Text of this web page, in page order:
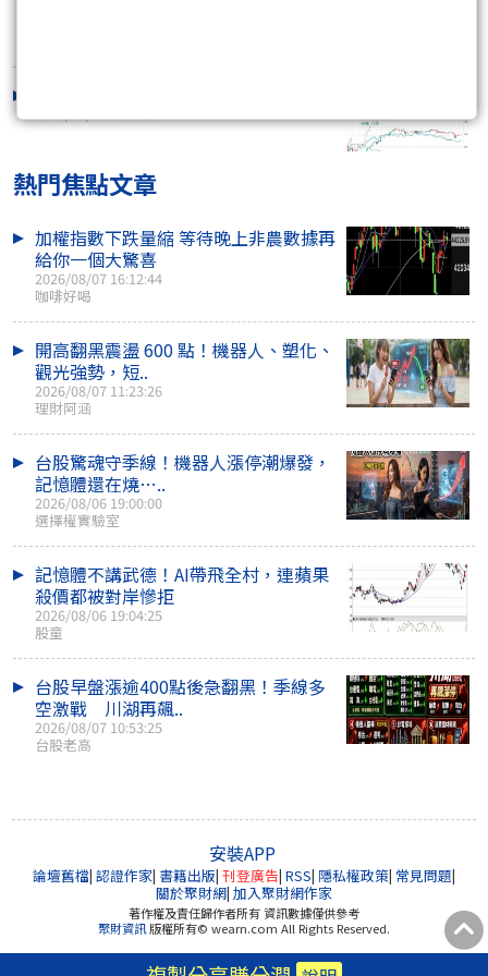
2025/12/11 10:09:39
熱門焦點文章
加權指數下跌量縮 等待晚上非農數據再
給你一個大驚喜
2026/08/07 16:12:44
咖啡好喝
開高翻黑震盪 600 點！機器人、塑化、
觀光強勢，短..
2026/08/07 11:23:26
理財阿涵
台股驚魂守季線！機器人漲停潮爆發，
記憶體還在燒…..
2026/08/06 19:00:00
選擇權實驗室
記憶體不講武德！AI帶飛全村，連蘋果
殺價都被對岸慘拒
2026/08/06 19:04:25
股童
台股早盤漲逾400點後急翻黑！季線多
空激戰 川湖再飆..
2026/08/07 10:53:25
台股老高
安裝APP
論壇舊檔| 認證作家| 書籍出版| 刊登廣告| RSS| 隱私權政策| 常見問題|
關於聚財網| 加入聚財網作家
著作權及責任歸作者所有 資訊數據僅供參考
聚財資訊版權所有© wearn.com All Rights Reserved.